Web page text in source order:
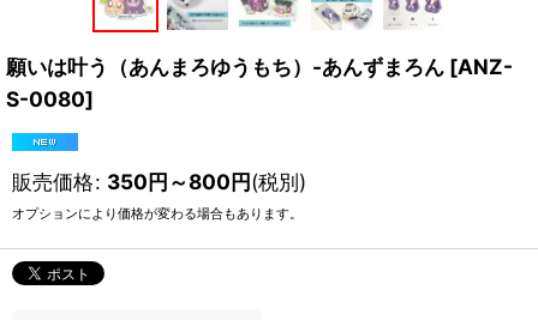
願いは叶う（あんまろゆうもち）-あんずまろん [ANZ-
S-0080]
販売価格: 350円～800円(税別)
オプションにより価格が変わる場合もあります。